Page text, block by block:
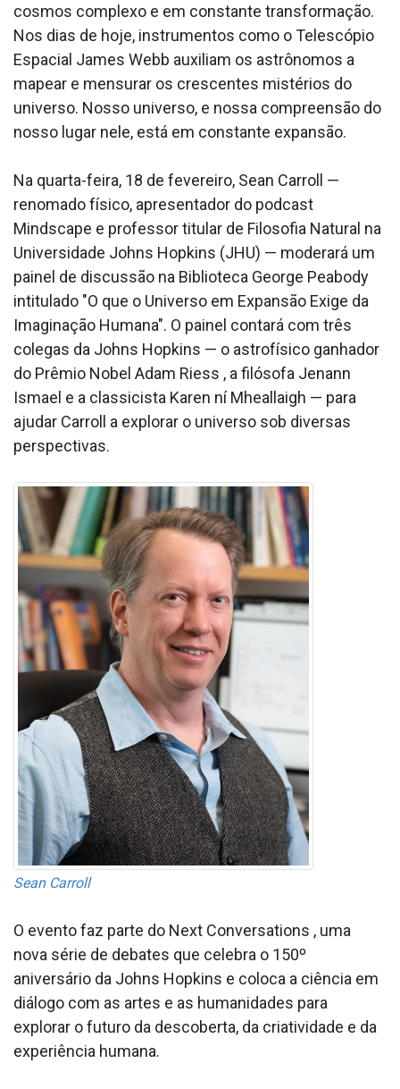
cosmos complexo e em constante transformação.
Nos dias de hoje, instrumentos como o Telescópio
Espacial James Webb auxiliam os astrônomos a
mapear e mensurar os crescentes mistérios do
universo. Nosso universo, e nossa compreensão do
nosso lugar nele, está em constante expansão.
Na quarta-feira, 18 de fevereiro, Sean Carroll —
renomado físico, apresentador do podcast
Mindscape e professor titular de Filosofia Natural na
Universidade Johns Hopkins (JHU) — moderará um
painel de discussão na Biblioteca George Peabody
intitulado "O que o Universo em Expansão Exige da
Imaginação Humana". O painel contará com três
colegas da Johns Hopkins — o astrofísico ganhador
do Prêmio Nobel Adam Riess , a filósofa Jenann
Ismael e a classicista Karen ní Mheallaigh — para
ajudar Carroll a explorar o universo sob diversas
perspectivas.
Sean Carroll
O evento faz parte do Next Conversations , uma
nova série de debates que celebra o 150º
aniversário da Johns Hopkins e coloca a ciência em
diálogo com as artes e as humanidades para
explorar o futuro da descoberta, da criatividade e da
experiência humana.